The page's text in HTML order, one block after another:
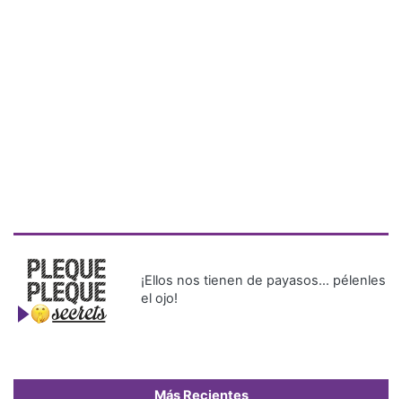
¡Ellos nos tienen de payasos… pélenles
el ojo!
Más Recientes